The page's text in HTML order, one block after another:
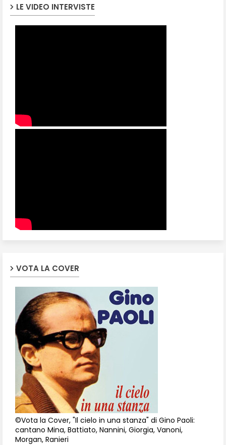
LE VIDEO INTERVISTE
VOTA LA COVER
©Vota la Cover, "Il cielo in una stanza" di Gino Paoli:
cantano Mina, Battiato, Nannini, Giorgia, Vanoni,
Morgan, Ranieri